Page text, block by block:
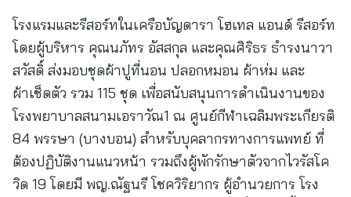
โรงแรมและรีสอร์ทในเครือบัญดารา โฮเทล แอนด์ รีสอร์ท
โดยผู้บริหาร คุณนภัทร อัสสกุล และคุณศิริธร ธำรงนาวา
สวัสดิ์ ส่งมอบชุดผ้าปูที่นอน ปลอกหมอน ผ้าห่ม และ
ผ้าเช็ดตัว รวม 115 ชุด เพื่อสนับสนุนการดำเนินงานของ
โรงพยาบาลสนามเอราวัณ1 ณ ศูนย์กีฬาเฉลิมพระเกียรติ
84 พรรษา (บางบอน) สำหรับบุคลากรทางการแพทย์ ที่
ต้องปฏิบัติงานแนวหน้า รวมถึงผู้พักรักษาตัวจากไวรัสโค
วิด 19 โดยมี พญ.ณัฐนรี โชควิริยากร ผู้อำนวยการ โรง